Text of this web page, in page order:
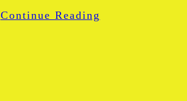
Share
Continue Reading